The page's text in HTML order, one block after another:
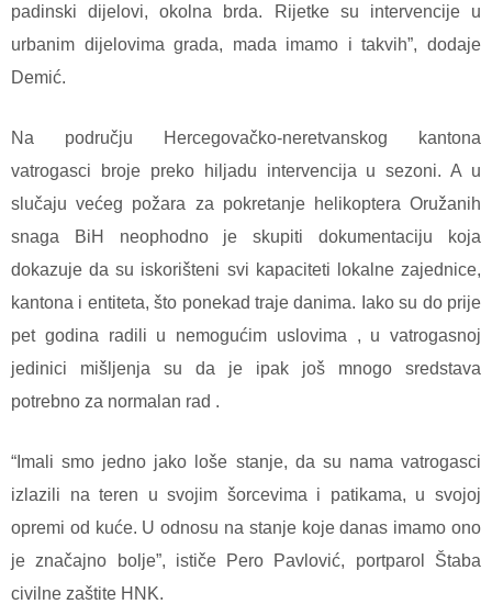
padinski dijelovi, okolna brda. Rijetke su intervencije u
urbanim dijelovima grada, mada imamo i takvih”, dodaje
Demić.
Na području Hercegovačko-neretvanskog kantona
vatrogasci broje preko hiljadu intervencija u sezoni. A u
slučaju većeg požara za pokretanje helikoptera Oružanih
snaga BiH neophodno je skupiti dokumentaciju koja
dokazuje da su iskorišteni svi kapaciteti lokalne zajednice,
kantona i entiteta, što ponekad traje danima. Iako su do prije
pet godina radili u nemogućim uslovima , u vatrogasnoj
jedinici mišljenja su da je ipak još mnogo sredstava
potrebno za normalan rad .
“Imali smo jedno jako loše stanje, da su nama vatrogasci
izlazili na teren u svojim šorcevima i patikama, u svojoj
opremi od kuće. U odnosu na stanje koje danas imamo ono
je značajno bolje”, ističe Pero Pavlović, portparol Štaba
civilne zaštite HNK.